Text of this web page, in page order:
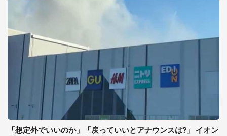
「想定外でいいのか」「戻っていいとアナウンスは?」 イオン